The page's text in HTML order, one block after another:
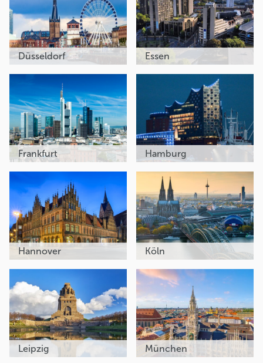
Düsseldorf Essen
Frankfurt Hamburg
Hannover Köln
Leipzig München